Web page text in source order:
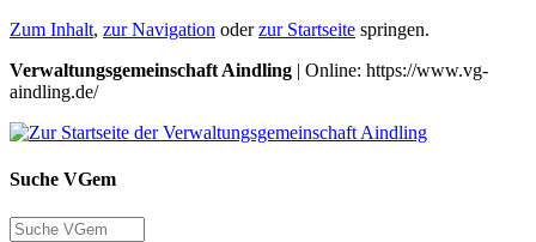
Zum Inhalt, zur Navigation oderzur Startseite springen.
Verwaltungsgemeinschaft Aindling | Online: https://www.vg-
aindling.de/
Suche VGem